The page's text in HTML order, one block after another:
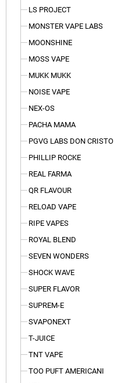
LS PROJECT
MONSTER VAPE LABS
MOONSHINE
MOSS VAPE
MUKK MUKK
NOISE VAPE
NEX-OS
PACHA MAMA
PGVG LABS DON CRISTO
PHILLIP ROCKE
REAL FARMA
QR FLAVOUR
RELOAD VAPE
RIPE VAPES
ROYAL BLEND
SEVEN WONDERS
SHOCK WAVE
SUPER FLAVOR
SUPREM-E
SVAPONEXT
T-JUICE
TNT VAPE
TOO PUFT AMERICANI